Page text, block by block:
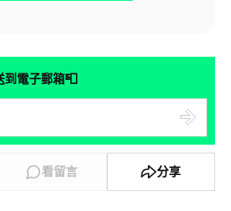
到電子郵箱📮
看留言 分享